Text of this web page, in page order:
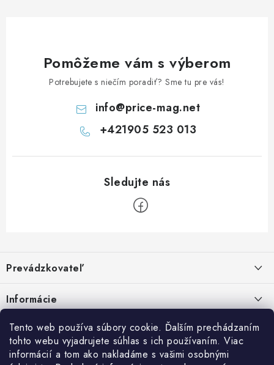
Tento web používa súbory cookie. Ďalším prechádzaním
tohto webu vyjadrujete súhlas s ich používaním. Viac
informácií a tom ako nakladáme s vašimi osobnými
Pomôžeme vám s výberom
Potrebujete s niečím poradiť? Sme tu pre vás!
info@price-mag.net
+421905 523 013
p
ä
t
Prevádzkovateľ
Malinová 49
IČO: 34670602
DIČ: 1020448297
Informácie
Kontakty
Doprava a platba
Facebook